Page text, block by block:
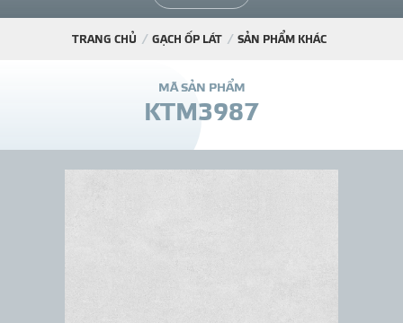
THƯ
TRANG CHỦ GẠCH ỐP LÁT SẢN PHẨM KHÁC
MÃ SẢN PHẨM
KTM3987